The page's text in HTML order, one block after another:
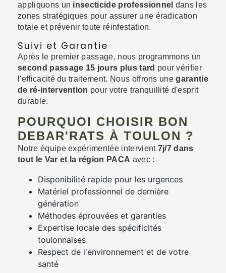
appliquons un insecticide professionnel dans les
zones stratégiques pour assurer une éradication
totale et prévenir toute réinfestation.
Suivi et Garantie
Après le premier passage, nous programmons un
second passage 15 jours plus tard pour vérifier
l'efficacité du traitement. Nous offrons unegarantie
de ré-intervention pour votre tranquillité d'esprit
durable.
POURQUOI CHOISIR BON
DEBAR'RATS À TOULON ?
Notre équipe expérimentée intervient 7j/7 dans
tout le Var et la région PACA avec :
Disponibilité rapide pour les urgences
Matériel professionnel de dernière
génération
Méthodes éprouvées et garanties
Expertise locale des spécificités
toulonnaises
Respect de l'environnement et de votre
santé